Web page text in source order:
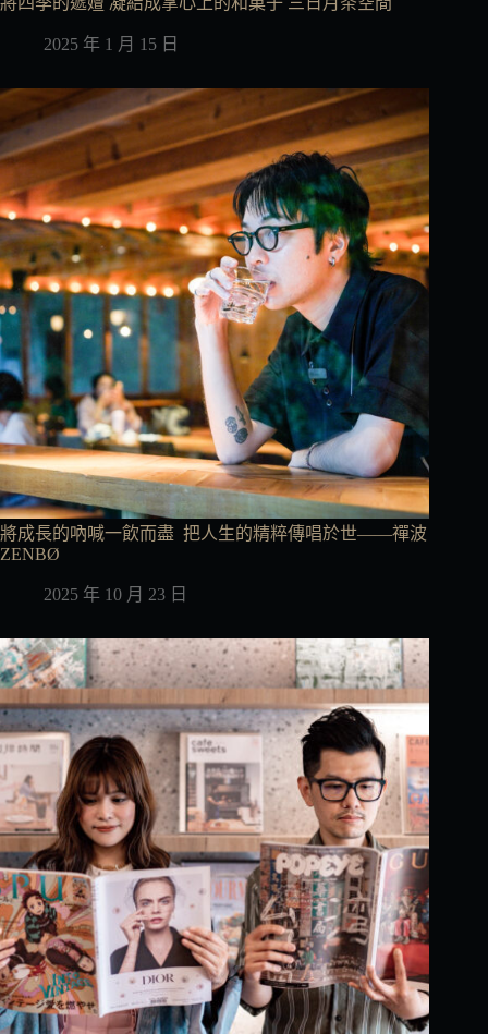
2025 年 1 月 15 日
將成長的吶喊一飲而盡 把人生的精粹傳唱於世——禪波
ZENBØ
2025 年 10 月 23 日